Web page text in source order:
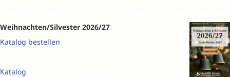
Weihnachten/Silvester 2026/27
Katalog bestellen
Katalog